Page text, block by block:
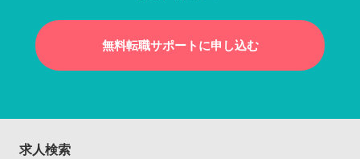
無料転職サポートに申し込む
求人検索